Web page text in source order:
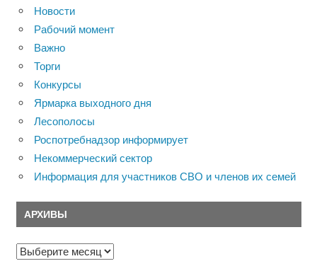
Новости
Рабочий момент
Важно
Торги
Конкурсы
Ярмарка выходного дня
Лесополосы
Роспотребнадзор информирует
Некоммерческий сектор
Информация для участников СВО и членов их семей
АРХИВЫ
Архивы